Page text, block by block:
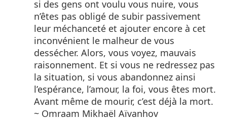
si des gens ont voulu vous nuire, vous
n’êtes pas obligé de subir passivement
leur méchanceté et ajouter encore à cet
inconvénient le malheur de vous
dessécher. Alors, vous voyez, mauvais
raisonnement. Et si vous ne redressez pas
la situation, si vous abandonnez ainsi
l’espérance, l’amour, la foi, vous êtes mort.
Avant même de mourir, c’est déjà la mort.
~ Omraam Mikhaël Aïvanhov